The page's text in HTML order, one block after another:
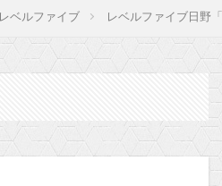
レベルファイブ レベルファイブ日野